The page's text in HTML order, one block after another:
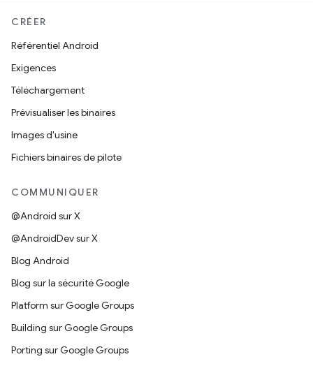
CRÉER
Référentiel Android
Exigences
Téléchargement
Prévisualiser les binaires
Images d'usine
Fichiers binaires de pilote
COMMUNIQUER
@Android sur X
@AndroidDev sur X
Blog Android
Blog sur la sécurité Google
Platform sur Google Groups
Building sur Google Groups
Porting sur Google Groups